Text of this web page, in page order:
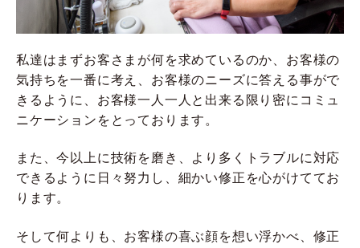
私達はまずお客さまが何を求めているのか、お客様の
気持ちを一番に考え、お客様のニーズに答える事がで
きるように、お客様一人一人と出来る限り密にコミュ
ニケーションをとっております。
また、今以上に技術を磨き、より多くトラブルに対応
できるように日々努力し、細かい修正を心がけててお
ります。
そして何よりも、お客様の喜ぶ顔を想い浮かべ、修正